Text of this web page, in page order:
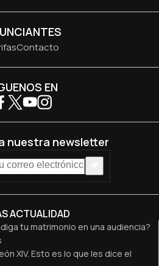
Contacto
ACTUALIDAD
tu matrimonio en una audiencia?
XIV. Esto es lo que les dice el
EN
nuestra newsletter